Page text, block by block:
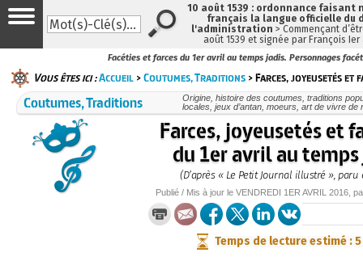
Facéties et farces du 1er avril au temps jadis. Personnages
Vous êtes ici :Accueil >Coutumes, Traditions > Farces, joyeusetés et
Coutumes, Traditions
Origine, histoire des coutumes, traditions
locales, jeux d’antan, moeurs, art de vivre de
Farces, joyeusetés et
du 1er avril au
(D’après « Le Petit Journal illustré », paru
Publié / Mis à jour le VENDREDI 1ER AVRIL 2016 ,
Temps de lecture estimé : 5
10 août 1539 : ordonnance faisant
français la langue officielle du
l'administration > Commençant
août 1539 et signée par François